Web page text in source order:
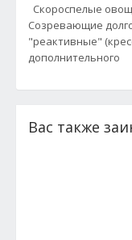
Скороспелые
Созревающие долго - 2-3,
"реактивные"
дополнительного
Вас также